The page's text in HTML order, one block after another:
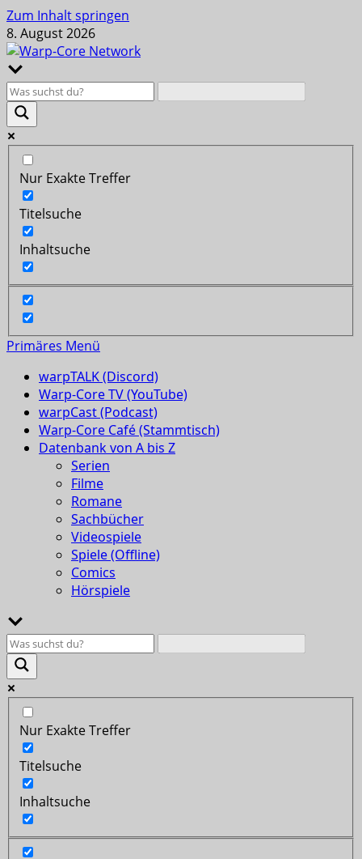
Zum Inhalt springen
8. August 2026
Nur Exakte Treffer
Titelsuche
Inhaltsuche
Primäres Menü
warpTALK (Discord)
Warp-Core TV (YouTube)
warpCast (Podcast)
Warp-Core Café (Stammtisch)
Datenbank von A bis Z
Serien
Filme
Romane
Sachbücher
Videospiele
Spiele (Offline)
Comics
Hörspiele
Nur Exakte Treffer
Titelsuche
Inhaltsuche